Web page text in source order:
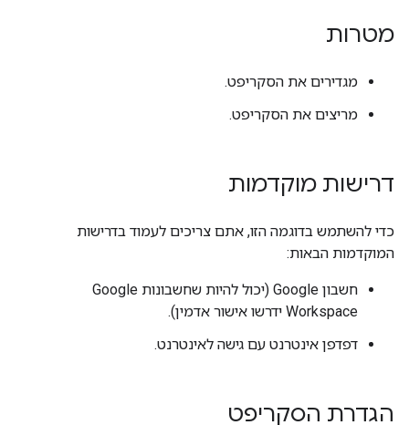
מטרות
מגדירים את הסקריפט.
מריצים את הסקריפט.
דרישות מוקדמות
כדי להשתמש בדוגמה הזו, אתם צריכים לעמוד בדרישות
המוקדמות הבאות:
חשבון Google (יכול להיות שחשבונות Google
Workspace ידרשו אישור אדמין).
דפדפן אינטרנט עם גישה לאינטרנט.
הגדרת הסקריפט